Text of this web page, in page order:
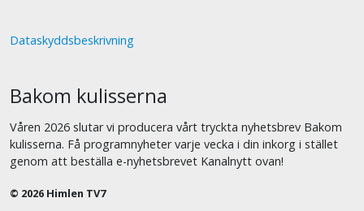
Dataskyddsbeskrivning
Bakom kulisserna
Våren 2026 slutar vi producera vårt tryckta nyhetsbrev Bakom
kulisserna. Få programnyheter varje vecka i din inkorg i stället
genom att beställa e-nyhetsbrevet Kanalnytt ovan!
© 2026 Himlen TV7